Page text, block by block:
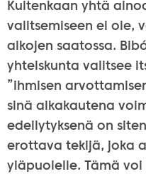
Kuitenkaan yhtä
valitsemiseen ei ole,
aikojen saatossa.
yhteiskunta valitsee
”ihmisen
sinä aikakautena
edellytyksenä on
erottava tekijä, joka
yläpuolelle. Tämä